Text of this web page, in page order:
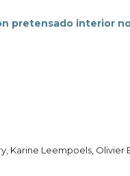
pretensado interior
Karine Leempoels, Olivier